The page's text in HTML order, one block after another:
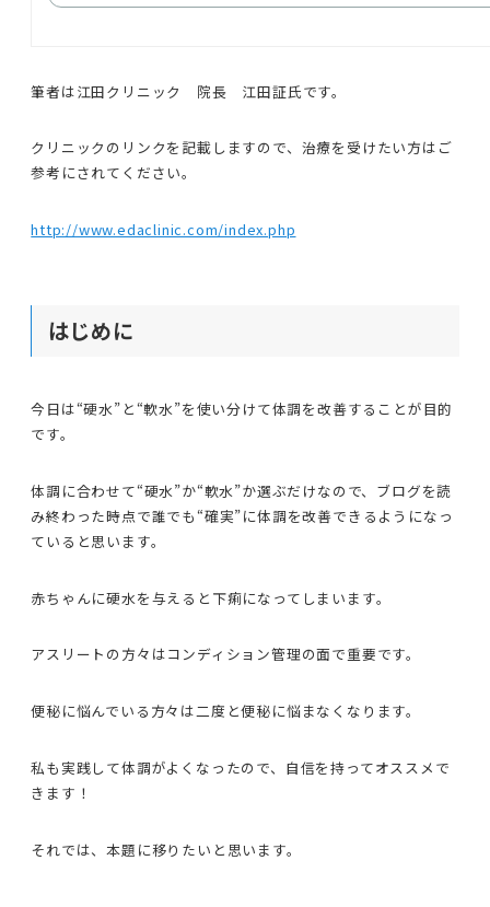
筆者は江田クリニック 院長 江田証氏です。
クリニックのリンクを記載しますので、治療を受けたい方はご
参考にされてください。
http://www.edaclinic.com/index.php
はじめに
今日は“硬水”と“軟水”を使い分けて体調を改善することが目的
です。
体調に合わせて“硬水”か“軟水”か選ぶだけなので、ブログを読
み終わった時点で誰でも“確実”に体調を改善できるようになっ
ていると思います。
赤ちゃんに硬水を与えると下痢になってしまいます。
アスリートの方々はコンディション管理の面で重要です。
便秘に悩んでいる方々は二度と便秘に悩まなくなります。
私も実践して体調がよくなったので、自信を持ってオススメで
きます！
それでは、本題に移りたいと思います。